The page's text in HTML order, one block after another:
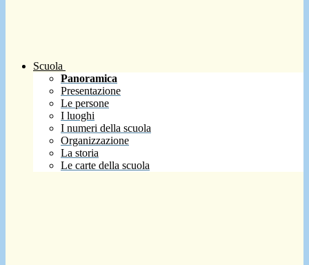
Scuola
Panoramica
Presentazione
Le persone
I luoghi
I numeri della scuola
Organizzazione
La storia
Le carte della scuola